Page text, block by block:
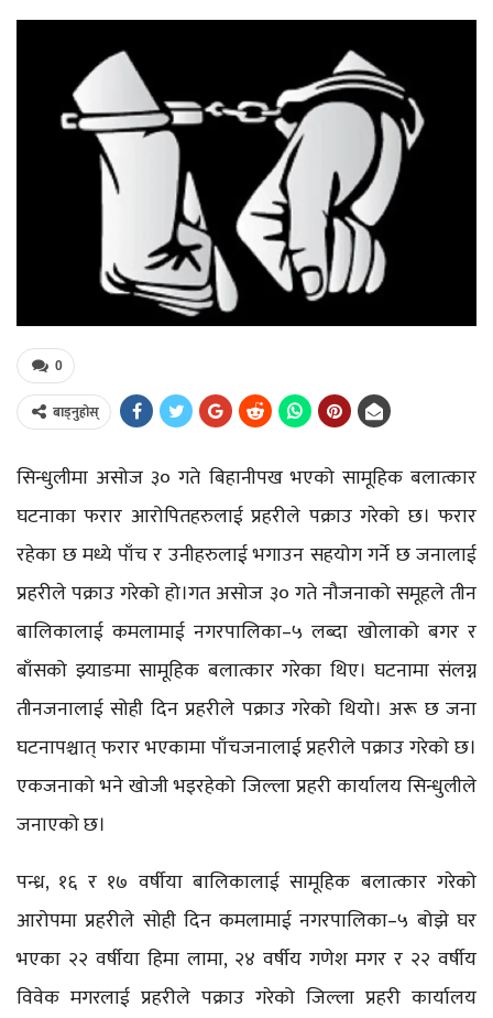
0
बाड्नुहोस्
सिन्धुलीमा असोज ३० गते बिहानीपख भएको सामूहिक बलात्कार
घटनाका फरार आरोपितहरुलाई प्रहरीले पक्राउ गरेको छ। फरार
रहेका छ मध्ये पाँच र उनीहरुलाई भगाउन सहयोग गर्ने छ जनालाई
प्रहरीले पक्राउ गरेको हो।गत असोज ३० गते नौजनाको समूहले तीन
बालिकालाई कमलामाई नगरपालिका–५ लब्दा खोलाको बगर र
बाँसको झ्याङमा सामूहिक बलात्कार गरेका थिए। घटनामा संलग्न
तीनजनालाई सोही दिन प्रहरीले पक्राउ गरेको थियो। अरू छ जना
घटनापश्चात् फरार भएकामा पाँचजनालाई प्रहरीले पक्राउ गरेको छ।
एकजनाको भने खोजी भइरहेको जिल्ला प्रहरी कार्यालय सिन्धुलीले
जनाएको छ।
पन्ध्र, १६ र १७ वर्षीया बालिकालाई सामूहिक बलात्कार गरेको
आरोपमा प्रहरीले सोही दिन कमलामाई नगरपालिका–५ बोझे घर
भएका २२ वर्षीया हिमा लामा, २४ वर्षीय गणेश मगर र २२ वर्षीय
विवेक मगरलाई प्रहरीले पक्राउ गरेको जिल्ला प्रहरी कार्यालय